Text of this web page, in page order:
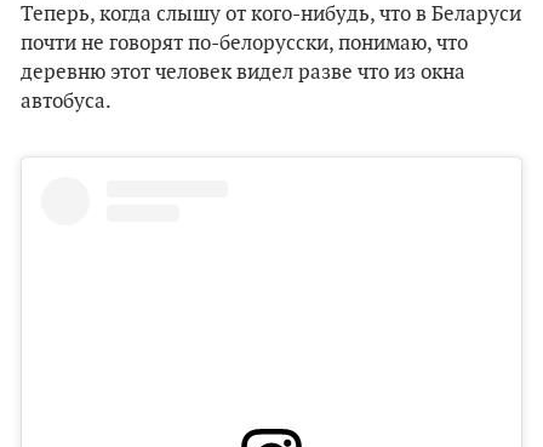
Теперь, когда слышу от кого-нибудь, что в Беларуси
почти не говорят по-белорусски, понимаю, что
деревню этот человек видел разве что из окна
автобуса.